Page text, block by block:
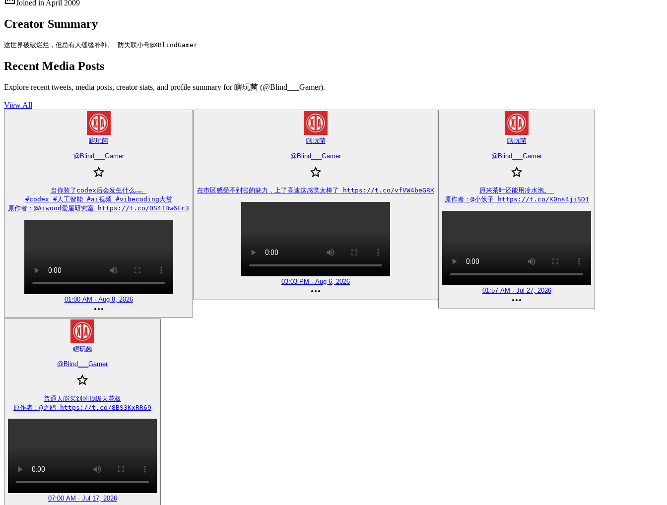
Joined in April 2009
Creator Summary
这世界破破烂烂，但总有人缝缝补补。 防失联小号@XBlindGamer
Recent Media Posts
Explore recent tweets, media posts, creator stats, and profile summary for 瞎玩菌 (@Blind___Gamer).
View All
瞎玩菌
@ Blind___Gamer
当你装了codex后会发生什么……
#codex #人工智能 #ai视频 #vibecoding大赏
原作者：@Aiwood爱屋研究室 https://t.co/OS4IBw6Er3
01:00 AM · Aug 8, 2026
瞎玩菌
@ Blind___Gamer
在市区感受不到它的魅力，上了高速这感觉太棒了 https://t.co/vfVW4beGRK
03:03 PM · Aug 6, 2026
瞎玩菌
@ Blind___Gamer
原来茶叶还能用冷水泡。
原作者：@小伙子 https://t.co/K0ns4jiSD1
01:57 AM · Jul 27, 2026
瞎玩菌
@ Blind___Gamer
普通人能买到的顶级天花板
原作者：@之鸥 https://t.co/8BS3KxRR69
07:00 AM · Jul 17, 2026